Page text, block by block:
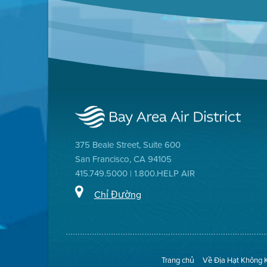
375 Beale Street, Suite 600
San Francisco, CA 94105
415.749.5000 | 1.800.HELP AIR
Chỉ Đường
Trang chủ Về Địa Hạt Không